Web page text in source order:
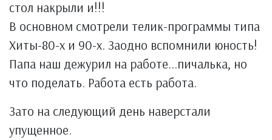
стол накрыли и!!!
В основном смотрели телик-программы типа
Хиты-80-х и 90-х. Заодно вспомнили юность!
Папа наш дежурил на работе...пичалька, но
что поделать. Работа есть работа.
Зато на следующий день наверстали
упущенное.